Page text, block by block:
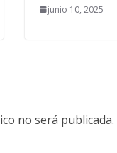
junio 10, 2025
no será publicada.